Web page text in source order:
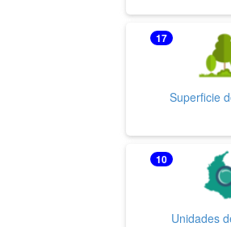
Superficie
17
Unidades
10